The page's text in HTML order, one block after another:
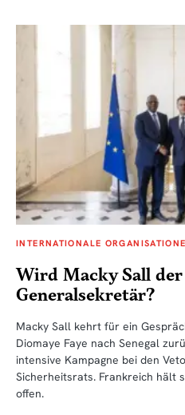
INTERNATIONALE
Wird Macky Sall der
Generalsekretär?
Macky Sall kehrt für ein
Diomaye Faye nach Senegal
intensive Kampagne bei den
Sicherheitsrats. Frankreich hält
offen.